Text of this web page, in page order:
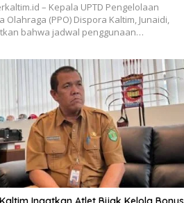
– Kepala UPTD Pengelolaan
Olahraga (PPO) Dispora Kaltim, Junaidi,
bahwa jadwal penggunaan…